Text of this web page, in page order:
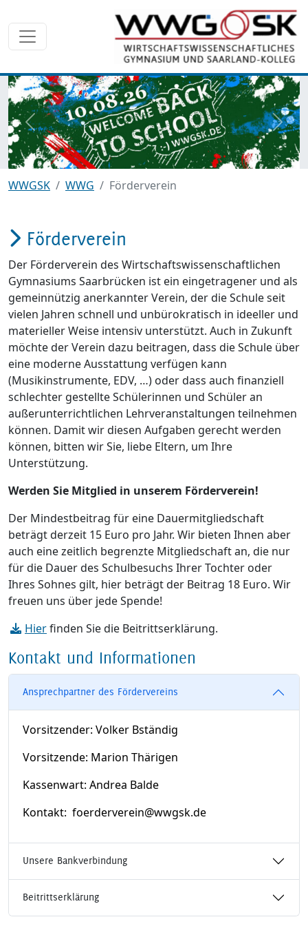
zurück
WWGSK WWG Förderverein
Förderverein
Der Förderverein des Wirtschaftswissenschaftlichen
Gymnasiums Saarbrücken ist ein eingetragener und als
gemeinnützig anerkannter Verein, der die Schule seit
vielen Jahren schnell und unbürokratisch in ideeller und
materieller Weise intensiv unterstützt. Auch in Zukunft
möchte der Verein dazu beitragen, dass die Schule über
eine moderne Ausstattung verfügen kann
(Musikinstrumente, EDV, …) oder dass auch finanziell
schlechter gestellte Schülerinnen und Schüler an
außerunterrichtlichen Lehrveranstaltungen teilnehmen
können. Damit wir diesen Aufgaben gerecht werden
können, bitten wir Sie, liebe Eltern, um Ihre
Unterstützung.
Werden Sie Mitglied in unserem Förderverein!
Der Mindestbeitrag für eine Dauermitgliedschaft
beträgt derzeit 15 Euro pro Jahr. Wir bieten Ihnen aber
auch eine zeitlich begrenzte Mitgliedschaft an, die nur
für die Dauer des Schulbesuchs Ihrer Tochter oder
Ihres Sohnes gilt, hier beträgt der Beitrag 18 Euro. Wir
freuen uns über jede Spende!
Hierfinden Sie die Beitrittserklärung.
Kontakt und Informationen
Ansprechpartner des Fördervereins
Vorsitzender: Volker Bständig
Vorsitzende: Marion Thärigen
Kassenwart: Andrea Balde
Kontakt: foerderverein@wwgsk.de
Unsere Bankverbindung
Beitrittserklärung